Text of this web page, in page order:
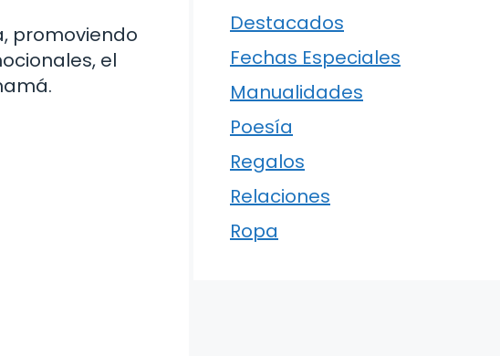
promoviendo
el
Destacados
Fechas Especiales
Manualidades
Poesía
Regalos
Relaciones
Ropa